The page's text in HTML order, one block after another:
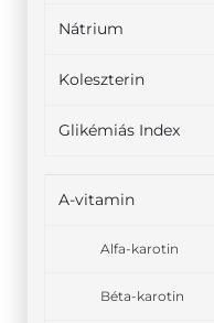
Nátrium
Koleszterin
Glikémiás Index
A-vitamin
Alfa-karotin
Béta-karotin